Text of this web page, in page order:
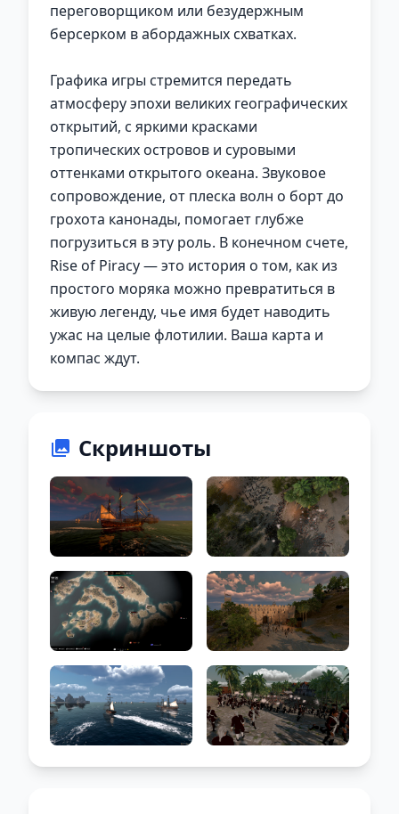
переговорщиком или безудержным
берсерком в абордажных схватках.
Графика игры стремится передать
атмосферу эпохи великих географических
открытий, с яркими красками
тропических островов и суровыми
оттенками открытого океана. Звуковое
сопровождение, от плеска волн о борт до
грохота канонады, помогает глубже
погрузиться в эту роль. В конечном счете,
Rise of Piracy — это история о том, как из
простого моряка можно превратиться в
живую легенду, чье имя будет наводить
ужас на целые флотилии. Ваша карта и
компас ждут.
Скриншоты